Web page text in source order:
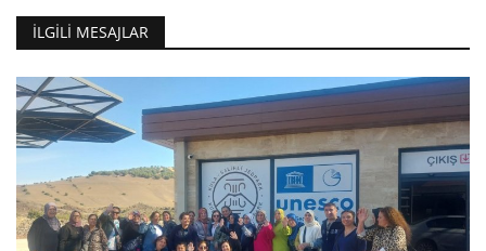
İLGILI MESAJLAR